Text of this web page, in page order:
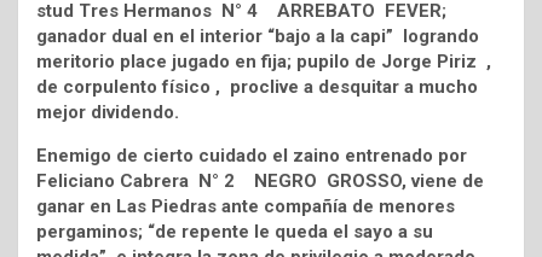
stud Tres Hermanos N° 4 ARREBATO FEVER;
ganador dual en el interior “bajo a la capi” logrando
meritorio place jugado en fija; pupilo de Jorge Piriz ,
de corpulento físico , proclive a desquitar a mucho
mejor dividendo.
Enemigo de cierto cuidado el zaino entrenado por
Feliciano Cabrera N° 2 NEGRO GROSSO, viene de
ganar en Las Piedras ante compañía de menores
pergaminos; “de repente le queda el sayo a su